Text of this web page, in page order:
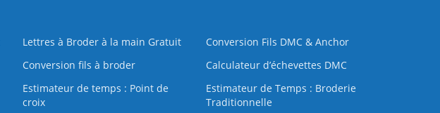
Lettres à Broder à la main Gratuit
Conversion Fils DMC & Anchor
Conversion fils à broder
Calculateur d’échevettes DMC
Estimateur de temps : Point de
croix
Estimateur de Temps : Broderie
Traditionnelle